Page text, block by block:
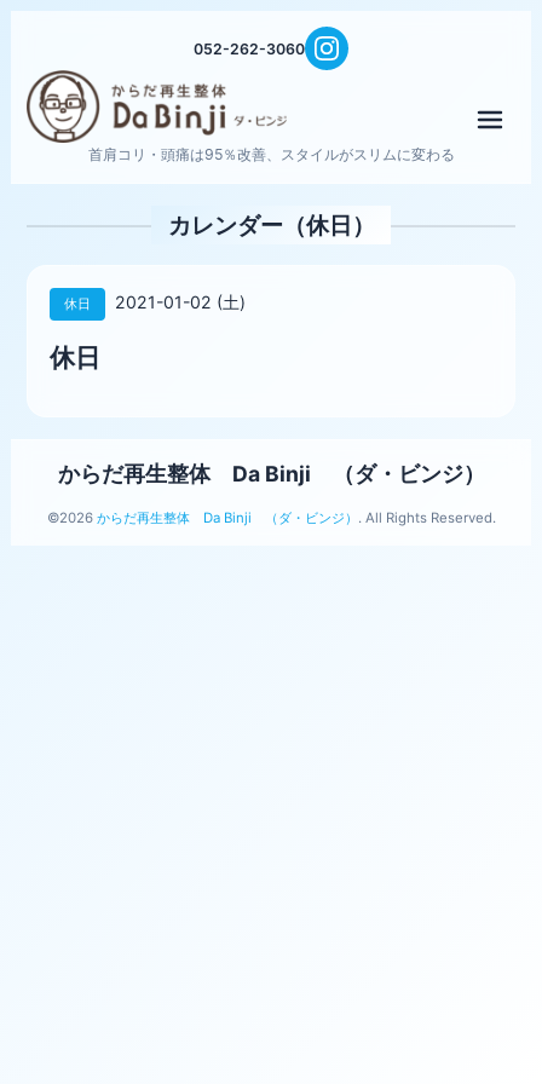
052-262-3060
首肩コリ・頭痛は95％改善、スタイルがスリムに変わる
カレンダー（休日）
休日 2021-01-02 (土)
休日
からだ再生整体 Da Binji （ダ・ビンジ）
©2026 からだ再生整体 Da Binji （ダ・ビンジ） . All Rights Reserved.